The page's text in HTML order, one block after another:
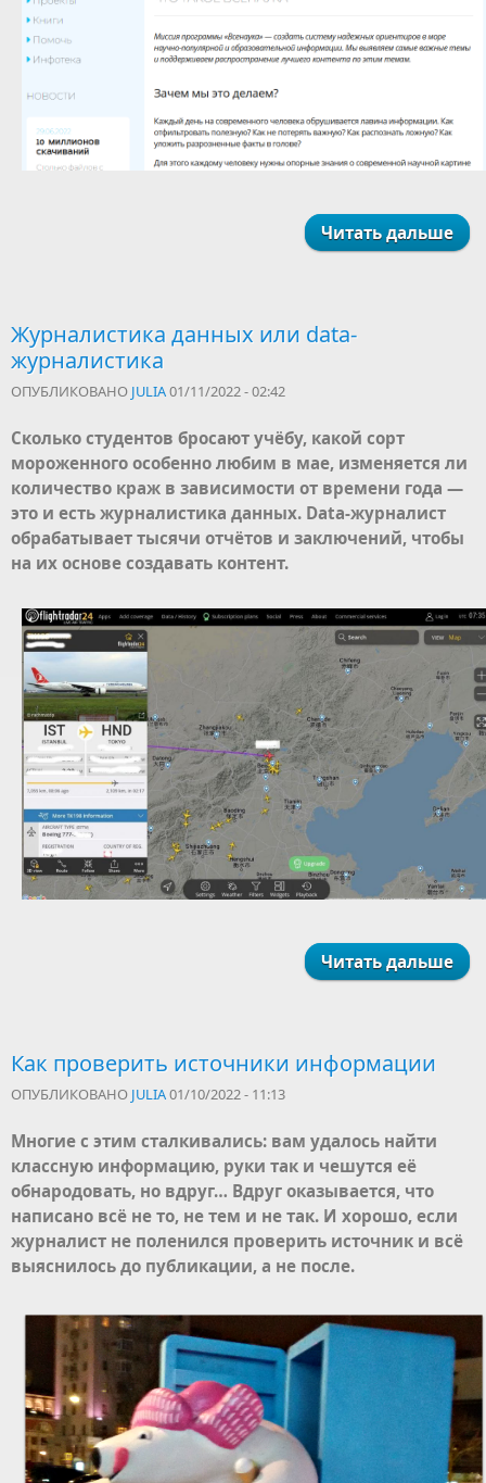
Читать дальше
Журналистика данных или data-
журналистика
ОПУБЛИКОВАНО JULIA01/11/2022 - 02:42
Сколько студентов бросают учёбу, какой сорт
мороженного особенно любим в мае, изменяется ли
количество краж в зависимости от времени года —
это и есть журналистика данных. Data-журналист
обрабатывает тысячи отчётов и заключений, чтобы
на их основе создавать контент.
Читать дальше
Как проверить источники информации
ОПУБЛИКОВАНО JULIA01/10/2022 - 11:13
Многие с этим сталкивались: вам удалось найти
классную информацию, руки так и чешутся её
обнародовать, но вдруг… Вдруг оказывается, что
написано всё не то, не тем и не так. И хорошо, если
журналист не поленился проверить источник и всё
выяснилось до публикации, а не после.